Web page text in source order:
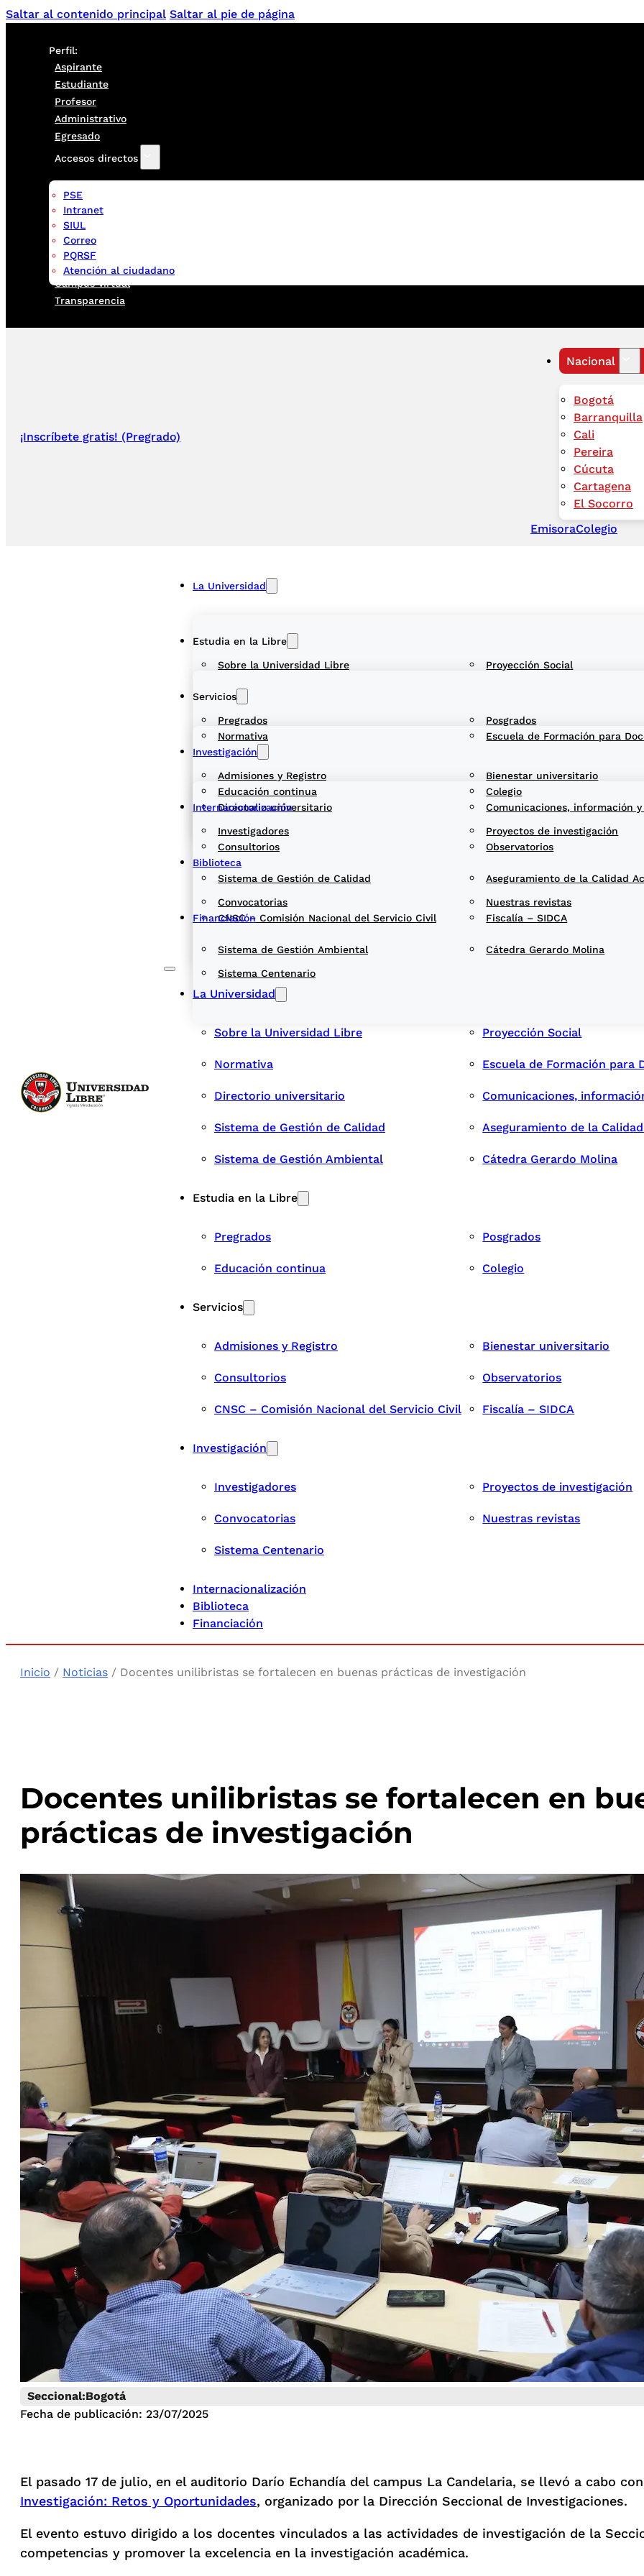
Saltar al contenido principal Saltar al pie de página
Perfil:
Aspirante
Estudiante
Profesor
Administrativo
Egresado
Accesos directos
PSE
Intranet
SIUL
Correo
PQRSF
Atención al ciudadano
Campus virtual
Transparencia
¡Inscríbete gratis! (Pregrado)
Nacional
Bogotá
Barranquilla
Cali
Pereira
Cúcuta
Cartagena
El Socorro
EmisoraColegio
La Universidad
Sobre la Universidad Libre Proyección Social
Normativa Escuela de Formación para
Directorio universitario Comunicaciones, información y
Sistema de Gestión de Calidad Aseguramiento de la Calidad
Sistema de Gestión Ambiental Cátedra Gerardo Molina
Estudia en la Libre
Pregrados Posgrados
Educación continua Colegio
Servicios
Admisiones y Registro Bienestar universitario
Consultorios Observatorios
CNSC – Comisión Nacional del Servicio Civil Fiscalía – SIDCA
Investigación
Investigadores Proyectos de investigación
Convocatorias Nuestras revistas
Sistema Centenario
Internacionalización
Biblioteca
Financiación
La Universidad
Sobre la Universidad Libre Proyección Social
Normativa Escuela de Formación para
Directorio universitario Comunicaciones,
Sistema de Gestión de Calidad Aseguramiento de la
Sistema de Gestión Ambiental Cátedra Gerardo Molina
Estudia en la Libre
Pregrados Posgrados
Educación continua Colegio
Servicios
Admisiones y Registro Bienestar universitario
Consultorios Observatorios
CNSC – Comisión Nacional del Servicio Civil Fiscalía – SIDCA
Investigación
Investigadores Proyectos de investigación
Convocatorias Nuestras revistas
Sistema Centenario
Internacionalización
Biblioteca
Financiación
Inicio / Noticias / Docentes unilibristas se fortalecen en buenas prácticas de investigación
Docentes unilibristas se fortalecen en
prácticas de investigación
Seccional:Bogotá
Fecha de publicación: 23/07/2025
El pasado 17 de julio, en el auditorio Darío Echandía del campus La Candelaria, se llevó a cabo
Investigación: Retos y Oportunidades, organizado por la Dirección Seccional de Investigaciones.
El evento estuvo dirigido a los docentes vinculados a las actividades de investigación de la
competencias y promover la excelencia en la investigación académica.